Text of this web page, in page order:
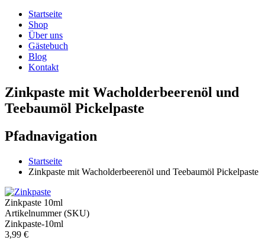
Startseite
Shop
Über uns
Gästebuch
Blog
Kontakt
Zinkpaste mit Wacholderbeerenöl und
Teebaumöl Pickelpaste
Pfadnavigation
Startseite
Zinkpaste mit Wacholderbeerenöl und Teebaumöl Pickelpaste
Zinkpaste 10ml
Artikelnummer (SKU)
Zinkpaste-10ml
3,99 €